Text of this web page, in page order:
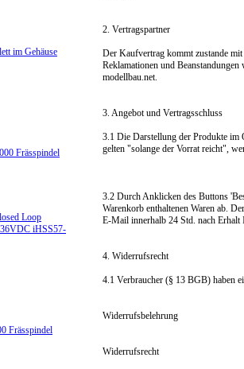
im Gehäuse
Frässpindel
Loop
iHSS57-
Frässpindel
2. Vertragspartner
Der Kaufvertrag kommt zustande
Reklamationen und
modellbau.net.
3. Angebot und Vertragsschluss
3.1 Die Darstellung der Produkte im
gelten "solange der Vorrat reicht",
3.2 Durch Anklicken des Buttons
Warenkorb enthaltenen Waren ab.
E-Mail innerhalb 24 Std. nach Erhalt
4. Widerrufsrecht
4.1 Verbraucher (§ 13 BGB) haben
Widerrufsbelehrung
Widerrufsrecht